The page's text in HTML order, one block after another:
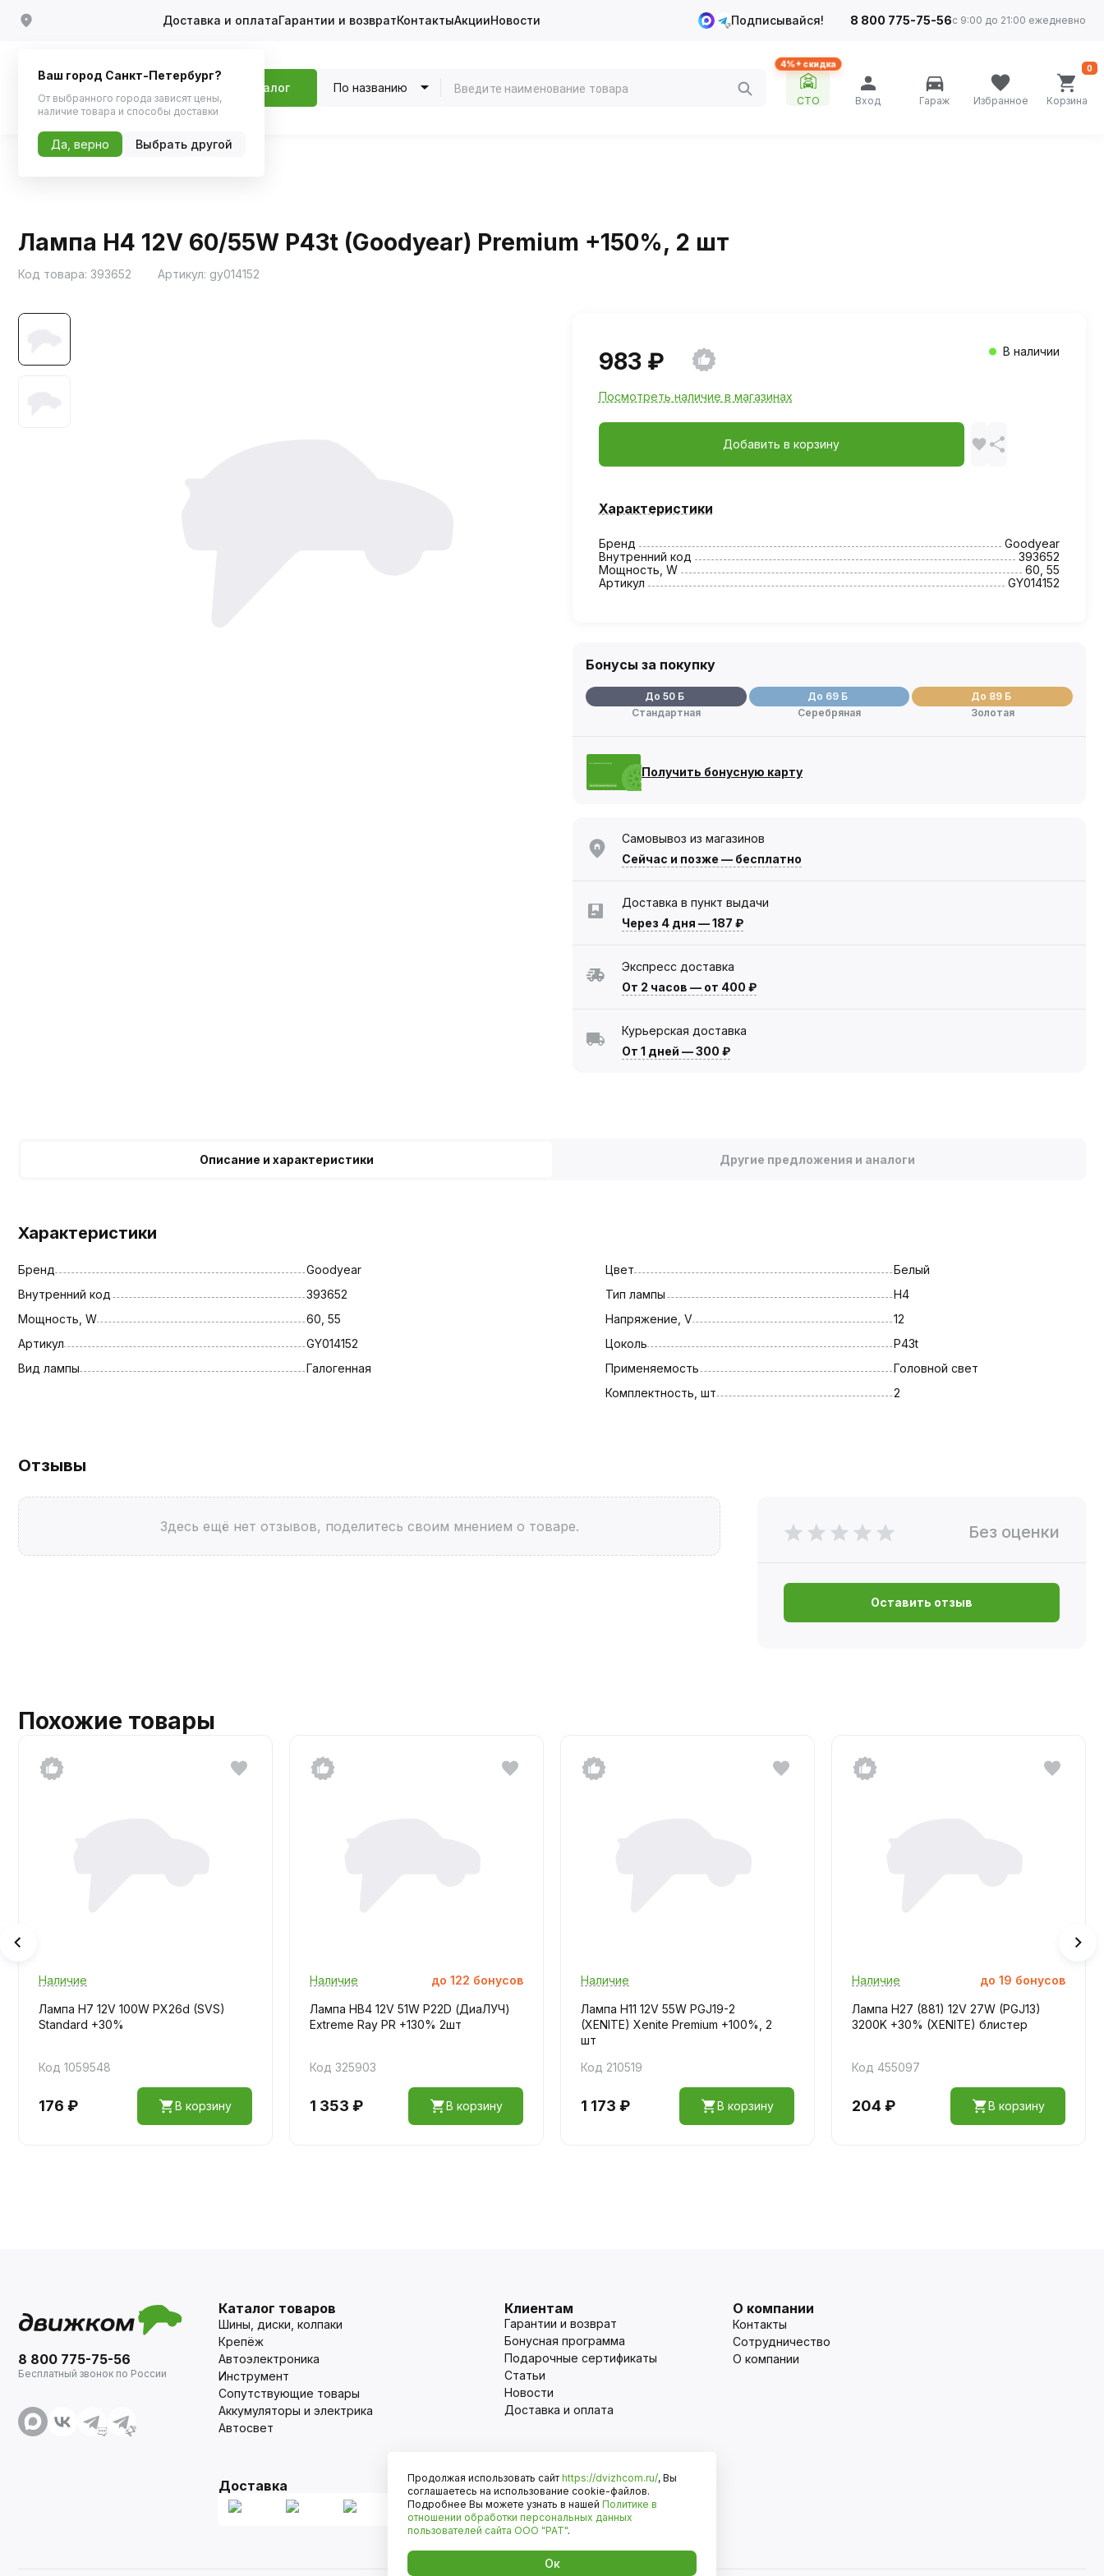
Доставка и оплатаГарантии и возвратКонтактыАкцииНовости Подписывайся! 8 800 775-75-56с 9:00 до 21:00 ежедневно
Каталог По названию
4%+ скидка
СТО Вход Гараж Избранное Корзина
0
Лампа H4 12V 60/55W P43t (Goodyear) Premium +150%, 2 шт
Код товара: 393652 Артикул: gy014152
983 ₽ В наличии
Посмотреть наличие в магазинах
Добавить в корзину
Характеристики
Бренд
Goodyear
Внутренний код
393652
Мощность, W
60, 55
Артикул
GY014152
Бонусы за покупку
До 50 Б
Стандартная
До 69 Б
Серебряная
До 89 Б
Золотая
Получить бонусную карту
Самовывоз из магазинов
Сейчас и позже — бесплатно
Доставка в пункт выдачи
Через 4 дня —187 ₽
Экспресс доставка
От 2 часов — от 400 ₽
Курьерская доставка
От 1 дней —300 ₽
Описание и характеристики Другие предложения и аналоги
Характеристики
Бренд
Goodyear
Внутренний код
393652
Мощность, W
60, 55
Артикул
GY014152
Вид лампы
Галогенная
Цвет
Белый
Тип лампы
H4
Напряжение, V
12
Цоколь
P43t
Применяемость
Головной свет
Комплектность, шт
2
Отзывы
Здесь ещё нет отзывов, поделитесь своим мнением о товаре. Без оценки
Оставить отзыв
Похожие товары
Наличие
Лампа H7 12V 100W PX26d (SVS)
Standard +30%
Код 1059548
176 ₽ В корзину
Наличие до 122 бонусов
Лампа HB4 12V 51W P22D (ДиаЛУЧ)
Extreme Ray PR +130% 2шт
Код 325903
1 353 ₽ В корзину
Наличие
Лампа H11 12V 55W PGJ19-2
(XENITE) Xenite Premium +100%, 2
шт
Код 210519
1 173 ₽ В корзину
Наличие до 19 бонусов
Лампа H27 (881) 12V 27W (PGJ13)
3200K +30% (XENITE) блистер
Код 455097
204 ₽ В корзину
8 800 775-75-56
Бесплатный звонок по России
Каталог товаров
Шины, диски, колпаки
Крепёж
Автоэлектроника
Инструмент
Сопутствующие товары
Аккумуляторы и электрика
Автосвет
Клиентам
Гарантии и возврат
Бонусная программа
Подарочные сертификаты
Статьи
Новости
Доставка и оплата
О компании
Контакты
Сотрудничество
О компании
Доставка Оплата
Ваш город Санкт-Петербург?
От выбранного города зависят цены,
наличие товара и способы доставки
Да, верно Выбрать другой
Продолжая использовать сайт https://dvizhcom.ru/, Вы
соглашаетесь на использование cookie-файлов.
Подробнее Вы можете узнать в нашей Политике в
отношении обработки персональных данных
пользователей сайта ООО "РАТ".
Ок